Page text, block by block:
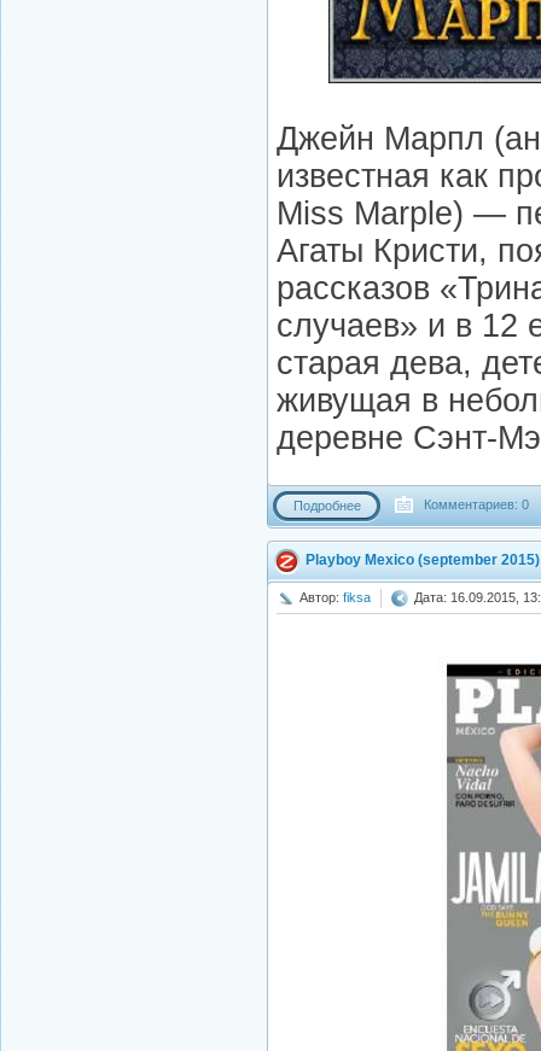
Джейн Марпл
известная как
Miss Marple) —
Агаты Кристи,
рассказов
случаев» и в
старая дева,
живущая в
деревне Сэнт-
Подробнее Комментариев: 0
Playboy Mexico (september 2015)
Автор: fiksa Дата: 16.09.2015,